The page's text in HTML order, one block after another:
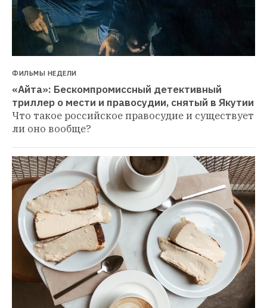
ФИЛЬМЫ НЕДЕЛИ
«Айта»: Бескомпромиссный детективный
триллер о мести и правосудии, снятый в Якутии
Что такое российское правосудие и существует
ли оно вообще?